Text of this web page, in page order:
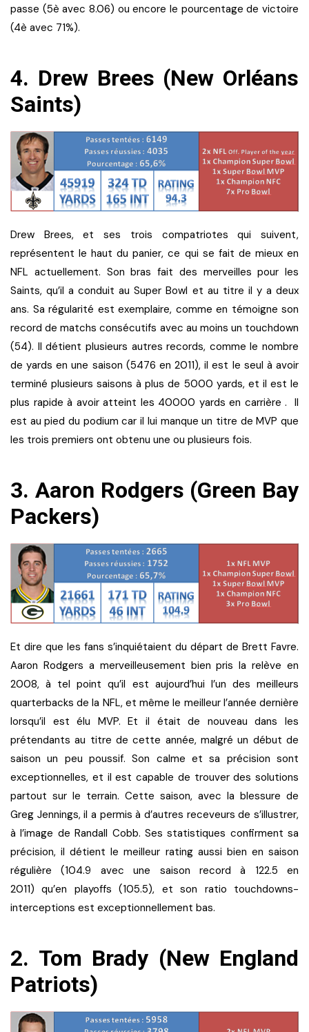
passe (5è avec 8.06) ou encore le pourcentage de victoire
(4è avec 71%).
4. Drew Brees (New Orléans
Saints)
Drew Brees, et ses trois compatriotes qui suivent,
représentent le haut du panier, ce qui se fait de mieux en
NFL actuellement. Son bras fait des merveilles pour les
Saints, qu’il a conduit au Super Bowl et au titre il y a deux
ans. Sa régularité est exemplaire, comme en témoigne son
record de matchs consécutifs avec au moins un touchdown
(54). Il détient plusieurs autres records, comme le nombre
de yards en une saison (5476 en 2011), il est le seul à avoir
terminé plusieurs saisons à plus de 5000 yards, et il est le
plus rapide à avoir atteint les 40000 yards en carrière . Il
est au pied du podium car il lui manque un titre de MVP que
les trois premiers ont obtenu une ou plusieurs fois.
3. Aaron Rodgers (Green Bay
Packers)
Et dire que les fans s’inquiétaient du départ de Brett Favre.
Aaron Rodgers a merveilleusement bien pris la relève en
2008, à tel point qu’il est aujourd’hui l’un des meilleurs
quarterbacks de la NFL, et même le meilleur l’année dernière
lorsqu’il est élu MVP. Et il était de nouveau dans les
prétendants au titre de cette année, malgré un début de
saison un peu poussif. Son calme et sa précision sont
exceptionnelles, et il est capable de trouver des solutions
partout sur le terrain. Cette saison, avec la blessure de
Greg Jennings, il a permis à d’autres receveurs de s’illustrer,
à l’image de Randall Cobb. Ses statistiques confirment sa
précision, il détient le meilleur rating aussi bien en saison
régulière (104.9 avec une saison record à 122.5 en
2011) qu’en playoffs (105.5), et son ratio touchdowns-
interceptions est exceptionnellement bas.
2. Tom Brady (New England
Patriots)